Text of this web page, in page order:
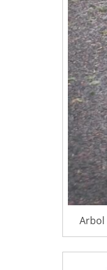
Arbol